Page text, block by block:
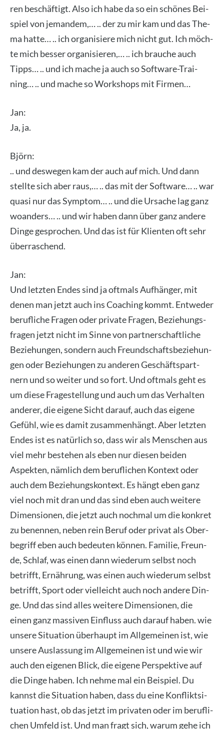
ren beschäf­tigt. Also ich habe da so ein schö­nes Bei­
spiel von jeman­dem,… .. der zu mir kam und das The­
ma hat­te… .. ich orga­ni­sie­re mich nicht gut. Ich möch­
te mich bes­ser orga­ni­sie­ren,… .. ich brau­che auch
Tipps… .. und ich mache ja auch so Soft­ware-Trai­
ning… .. und mache so Work­shops mit Fir­men…
Jan:
Ja, ja.
Björn:
.. und des­we­gen kam der auch auf mich. Und dann
stell­te sich aber raus,… .. das mit der Soft­ware… .. war
qua­si nur das Sym­ptom… .. und die Ursa­che lag ganz
woan­ders… .. und wir haben dann über ganz ande­re
Din­ge gespro­chen. Und das ist für Kli­en­ten oft sehr
über­ra­schend.
Jan:
Und letz­ten Endes sind ja oft­mals Auf­hän­ger, mit
denen man jetzt auch ins Coa­ching kommt. Ent­we­der
beruf­li­che Fra­gen oder pri­va­te Fra­gen, Bezie­hungs­
fra­gen jetzt nicht im Sin­ne von part­ner­schaft­li­che
Bezie­hun­gen, son­dern auch Freund­schafts­be­zie­hun­
gen oder Bezie­hun­gen zu ande­ren Geschäfts­part­
nern und so wei­ter und so fort. Und oft­mals geht es
um die­se Fra­ge­stel­lung und auch um das Ver­hal­ten
ande­rer, die eige­ne Sicht dar­auf, auch das eige­ne
Gefühl, wie es damit zusam­men­hängt. Aber letz­ten
Endes ist es natür­lich so, dass wir als Men­schen aus
viel mehr bestehen als eben nur die­sen bei­den
Aspek­ten, näm­lich dem beruf­li­chen Kon­text oder
auch dem Bezie­hungs­kon­text. Es hängt eben ganz
viel noch mit dran und das sind eben auch wei­te­re
Dimen­sio­nen, die jetzt auch noch­mal um die kon­kret
zu benen­nen, neben rein Beruf oder pri­vat als Ober­
be­griff eben auch bedeu­ten kön­nen. Fami­lie, Freun­
de, Schlaf, was einen dann wie­der­um selbst noch
betrifft, Ernäh­rung, was einen auch wie­der­um selbst
betrifft, Sport oder viel­leicht auch noch ande­re Din­
ge. Und das sind alles wei­te­re Dimen­sio­nen, die
einen ganz mas­si­ven Ein­fluss auch dar­auf haben. wie
unse­re Situa­ti­on über­haupt im All­ge­mei­nen ist, wie
unse­re Aus­las­sung im All­ge­mei­nen ist und wie wir
auch den eige­nen Blick, die eige­ne Per­spek­ti­ve auf
die Din­ge haben. Ich neh­me mal ein Bei­spiel. Du
kannst die Situa­ti­on haben, dass du eine Kon­flikt­si­
tua­ti­on hast, ob das jetzt im pri­va­ten oder im beruf­li­
chen Umfeld ist. Und man fragt sich, war­um gehe ich